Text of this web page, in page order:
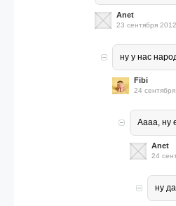
Anet
23 сентября
ну у нас
Fibi
24
Аааа, ну
Anet
24
ну